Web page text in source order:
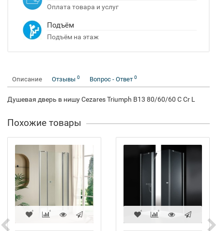
Оплата товара и услуг
Подъём
Подъём на этаж
Описание Отзывы 0 Вопрос - Ответ 0
Душевая дверь в нишу Cezares Triumph B13 80/60/60 C Cr L
Похожие товары